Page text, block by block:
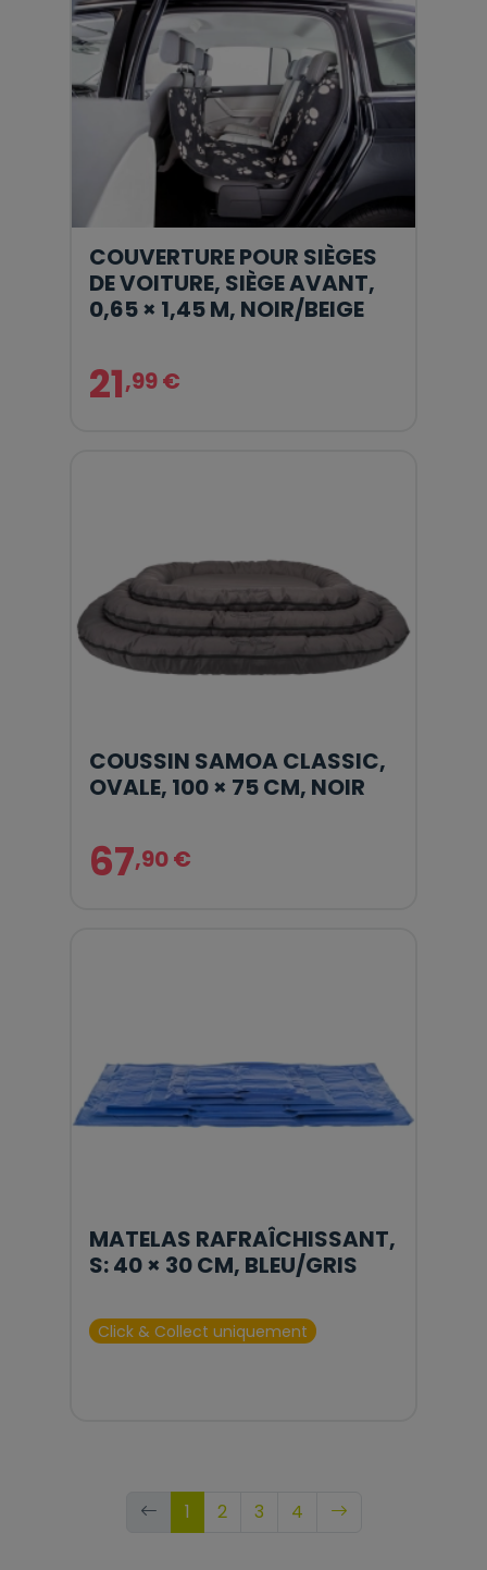
COUVERTURE POUR SIÈGES
DE VOITURE, SIÈGE AVANT,
0,65 × 1,45 M, NOIR/BEIGE
21,99 €
COUSSIN SAMOA CLASSIC,
OVALE, 100 × 75 CM, NOIR
67,90 €
MATELAS RAFRAÎCHISSANT,
S: 40 × 30 CM, BLEU/GRIS
Click & Collect uniquement
1 2 3 4